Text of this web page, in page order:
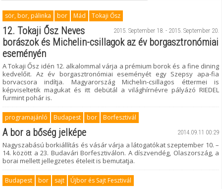
sör, bor, pálinka bor Mád Tokaji Ősz
2015. September 18. - 2015. September 20.
12. Tokaji Ősz Neves
borászok és Michelin-csillagok az év borgasztronómiai
eseményén
A Tokaji Ősz idén 12. alkalommal várja a prémium borok és a fine dining
kedvelőit. Az év borgasztronómiai eseményét egy Szepsy apa-fia
borvacsora indítja. Magyarország Michelin-csillagos éttermei is
képviseltetik magukat és itt debütál a világhírnévre pályázó RIEDEL
furmint pohár is.
programajánló Budapest bor Borfesztivál
2014.09.11 00:29
A bor a bőség jelképe
Nagyszabású borkiállítás és vásár várja a látogatókat szeptember 10. –
14. között a 23. Budavári Borfesztiválon. A díszvendég, Olaszország, a
borai mellett jellegzetes ételeit is bemutatja.
Budapest bor sajt Újbor és Sajt Fesztivál